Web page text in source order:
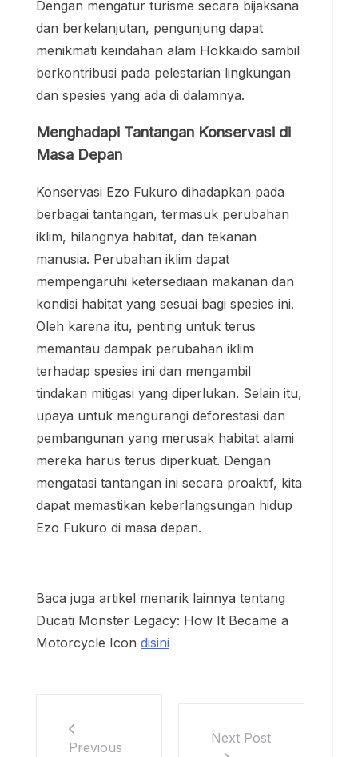
Dengan mengatur turisme secara bijaksana
dan berkelanjutan, pengunjung dapat
menikmati keindahan alam Hokkaido sambil
berkontribusi pada pelestarian lingkungan
dan spesies yang ada di dalamnya.
Menghadapi Tantangan Konservasi di
Masa Depan
Konservasi Ezo Fukuro dihadapkan pada
berbagai tantangan, termasuk perubahan
iklim, hilangnya habitat, dan tekanan
manusia. Perubahan iklim dapat
mempengaruhi ketersediaan makanan dan
kondisi habitat yang sesuai bagi spesies ini.
Oleh karena itu, penting untuk terus
memantau dampak perubahan iklim
terhadap spesies ini dan mengambil
tindakan mitigasi yang diperlukan. Selain itu,
upaya untuk mengurangi deforestasi dan
pembangunan yang merusak habitat alami
mereka harus terus diperkuat. Dengan
mengatasi tantangan ini secara proaktif, kita
dapat memastikan keberlangsungan hidup
Ezo Fukuro di masa depan.
Baca juga artikel menarik lainnya tentang
Ducati Monster Legacy: How It Became a
Motorcycle Icon disini
Previous
Next Post